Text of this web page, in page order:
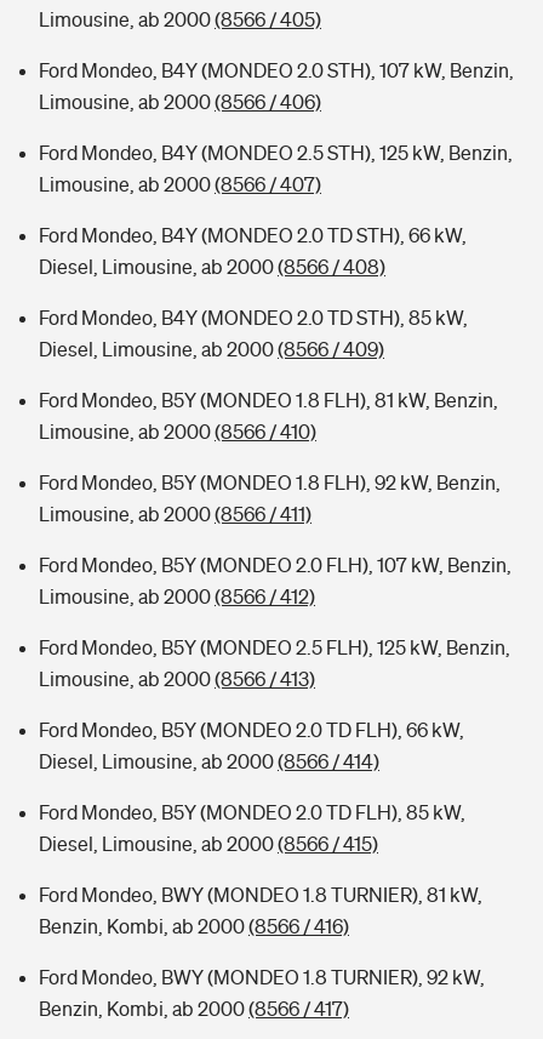
Limousine, ab 2000(8566 / 405)
Ford Mondeo, B4Y (MONDEO 2.0 STH), 107 kW, Benzin,
Limousine, ab 2000(8566 / 406)
Ford Mondeo, B4Y (MONDEO 2.5 STH), 125 kW, Benzin,
Limousine, ab 2000(8566 / 407)
Ford Mondeo, B4Y (MONDEO 2.0 TD STH), 66 kW,
Diesel, Limousine, ab 2000(8566 / 408)
Ford Mondeo, B4Y (MONDEO 2.0 TD STH), 85 kW,
Diesel, Limousine, ab 2000(8566 / 409)
Ford Mondeo, B5Y (MONDEO 1.8 FLH), 81 kW, Benzin,
Limousine, ab 2000(8566 / 410)
Ford Mondeo, B5Y (MONDEO 1.8 FLH), 92 kW, Benzin,
Limousine, ab 2000(8566 / 411)
Ford Mondeo, B5Y (MONDEO 2.0 FLH), 107 kW, Benzin,
Limousine, ab 2000(8566 / 412)
Ford Mondeo, B5Y (MONDEO 2.5 FLH), 125 kW, Benzin,
Limousine, ab 2000(8566 / 413)
Ford Mondeo, B5Y (MONDEO 2.0 TD FLH), 66 kW,
Diesel, Limousine, ab 2000(8566 / 414)
Ford Mondeo, B5Y (MONDEO 2.0 TD FLH), 85 kW,
Diesel, Limousine, ab 2000(8566 / 415)
Ford Mondeo, BWY (MONDEO 1.8 TURNIER), 81 kW,
Benzin, Kombi, ab 2000(8566 / 416)
Ford Mondeo, BWY (MONDEO 1.8 TURNIER), 92 kW,
Benzin, Kombi, ab 2000(8566 / 417)